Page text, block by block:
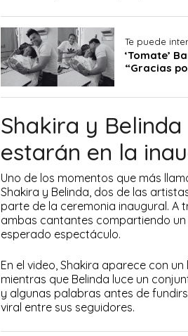
Te puede
‘Tomate’
“Gracias
Shakira y
estarán en la
Uno de los momentos que más
Shakira y Belinda, dos de las
parte de la ceremonia inaugural. A
ambas cantantes compartiendo
esperado espectáculo.
En el video, Shakira aparece con
mientras que Belinda luce un
y algunas palabras antes de
viral entre sus seguidores.